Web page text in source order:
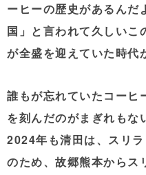
ーヒーの歴史があるんだ
国」と言われて久しいこ
が全盛を迎えていた時代
誰もが忘れていたコーヒ
を刻んだのがまぎれもな
2024年も清田は、スリ
のため、故郷熊本からス